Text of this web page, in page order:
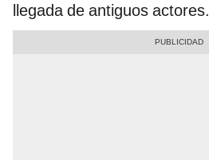
llegada de antiguos actores.